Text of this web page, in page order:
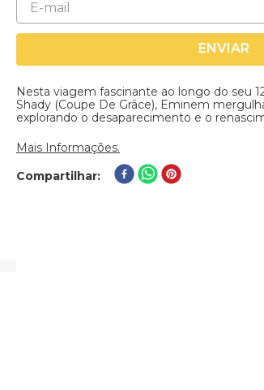
ENVIAR
Nesta viagem fascinante ao longo do seu
Shady (Coupe De Grâce), Eminem
explorando o desaparecimento e o
Mais Informações.
Compartilhar